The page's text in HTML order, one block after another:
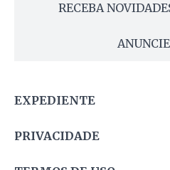
RECEBA
EXPEDIENTE
PRIVACIDADE